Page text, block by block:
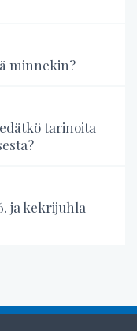
minnekin?
tarinoita
ja kekrijuhla